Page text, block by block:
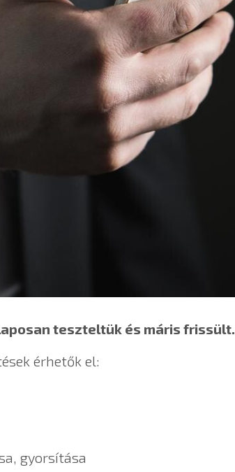
teszteltük és máris frissült.
érhetők el:
gyorsítása